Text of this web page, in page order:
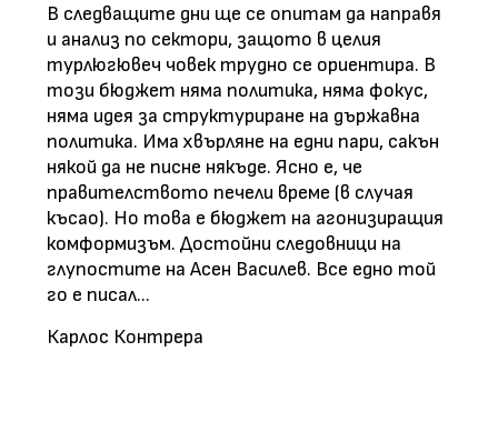
В следващите дни ще се опитам да направя
и анализ по сектори, защото в целия
турлюгювеч човек трудно се ориентира. В
този бюджет няма политика, няма фокус,
няма идея за структуриране на държавна
политика. Има хвърляне на едни пари, сакън
някой да не писне някъде. Ясно е, че
правителството печели време (в случая
късао). Но това е бюджет на агонизиращия
комформизъм. Достойни следовници на
глупостите на Асен Василев. Все едно той
го е писал...
Карлос Контрера